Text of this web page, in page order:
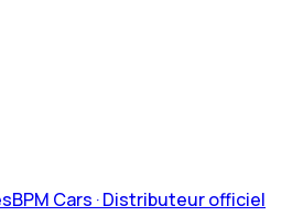
BPM Cars · Distributeur officiel